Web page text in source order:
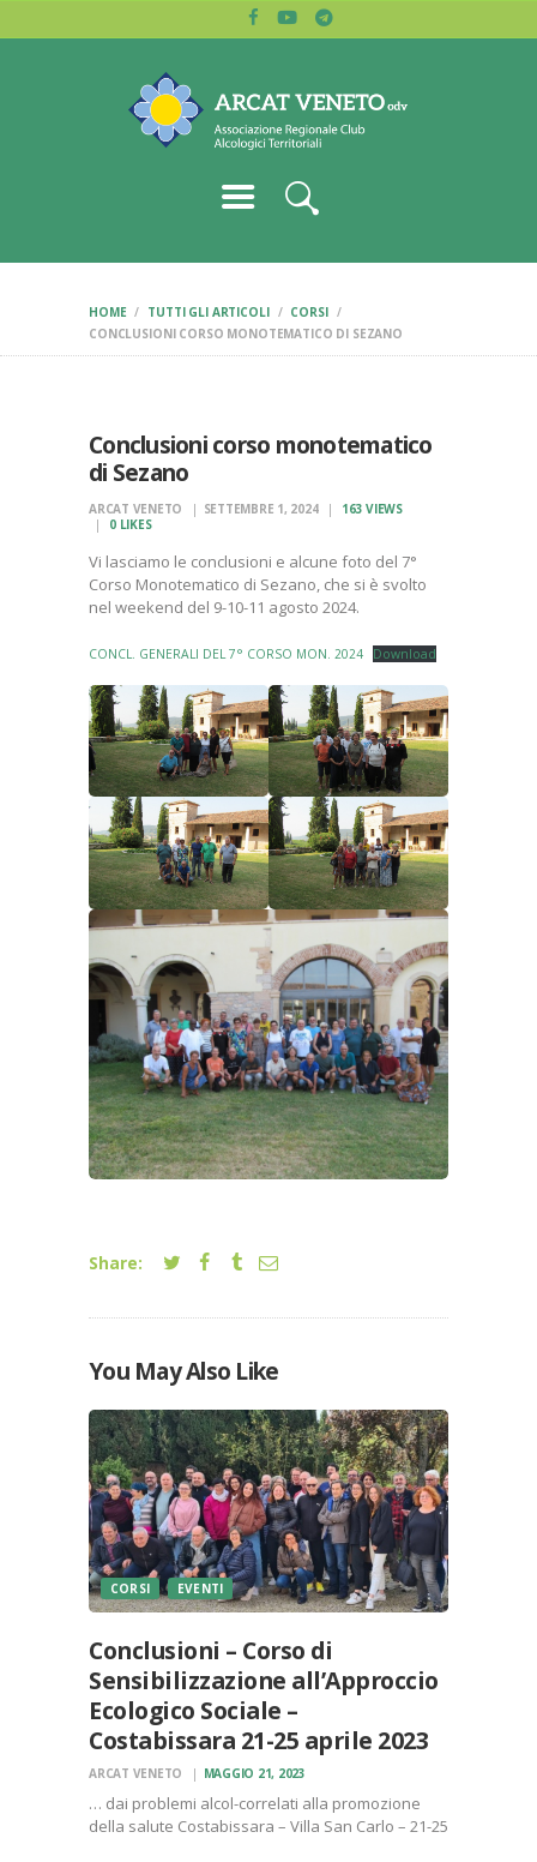
HOME TUTTI GLI ARTICOLI
CORSI
CONCLUSIONI CORSO MONOTEMATICO DI SEZANO
Associazione regionale dei club alcologici
CHI SIAMO
BLOG
LETTURE
CERCA CLUB
Conclusioni corso monotematico
di Sezano
ARCAT VENETO SETTEMBRE 1, 2024 163 VIEWS
0 LIKES
Vi lasciamo le conclusioni e alcune foto del 7°
Corso Monotematico di Sezano, che si è svolto
nel weekend del 9-10-11 agosto 2024.
CONCL. GENERALI DEL 7° CORSO MON. 2024 Download
Share:
You May Also Like
CORSI EVENTI
Conclusioni – Corso di
Sensibilizzazione all’Approccio
Ecologico Sociale –
Costabissara 21-25 aprile 2023
ARCAT VENETO MAGGIO 21, 2023
… dai problemi alcol-correlati alla promozione
della salute Costabissara – Villa San Carlo – 21-25